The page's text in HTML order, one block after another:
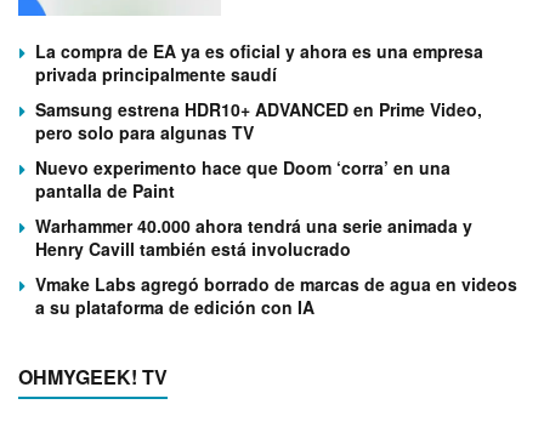
La compra de EA ya es oficial y ahora es una empresa
privada principalmente saudí
Samsung estrena HDR10+ ADVANCED en Prime Video,
pero solo para algunas TV
Nuevo experimento hace que Doom ‘corra’ en una
pantalla de Paint
Warhammer 40.000 ahora tendrá una serie animada y
Henry Cavill también está involucrado
Vmake Labs agregó borrado de marcas de agua en videos
a su plataforma de edición con IA
OHMYGEEK! TV